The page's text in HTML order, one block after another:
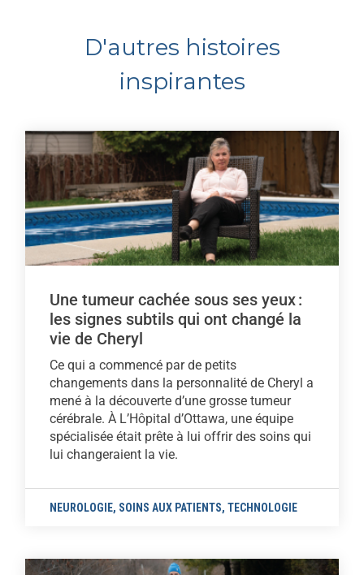
D'autres histoires
inspirantes
Une tumeur cachée sous ses yeux :
les signes subtils qui ont changé la
vie de Cheryl
Ce qui a commencé par de petits
changements dans la personnalité de Cheryl a
mené à la découverte d’une grosse tumeur
cérébrale. À L’Hôpital d’Ottawa, une équipe
spécialisée était prête à lui offrir des soins qui
lui changeraient la vie.
NEUROLOGIE, SOINS AUX PATIENTS,TECHNOLOGIE